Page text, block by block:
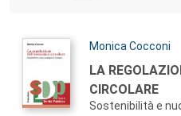
Autori:
Monica Cocconi
Titolo:
LA
CIRCOLARE
Sostenibilità e